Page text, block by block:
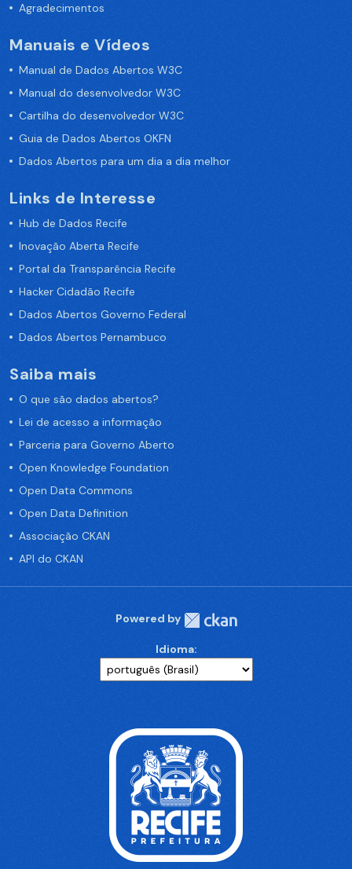
Agradecimentos
Manuais e Vídeos
Manual de Dados Abertos W3C
Manual do desenvolvedor W3C
Cartilha do desenvolvedor W3C
Guia de Dados Abertos OKFN
Dados Abertos para um dia a dia melhor
Links de Interesse
Hub de Dados Recife
Inovação Aberta Recife
Portal da Transparência Recife
Hacker Cidadão Recife
Dados Abertos Governo Federal
Dados Abertos Pernambuco
Saiba mais
O que são dados abertos?
Lei de acesso a informação
Parceria para Governo Aberto
Open Knowledge Foundation
Open Data Commons
Open Data Definition
Associação CKAN
API do CKAN
Powered by
Idioma